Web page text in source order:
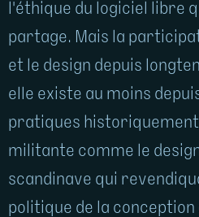
l'éthique du logiciel libre
partage. Mais la
et le design depuis
elle existe au moins
pratiques
militante comme le
scandinave qui
politique de la